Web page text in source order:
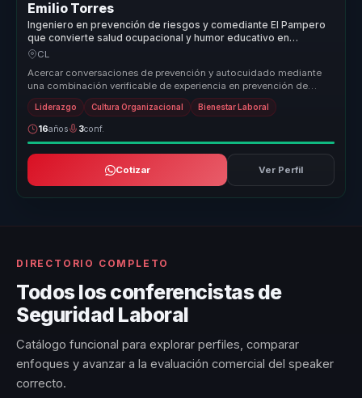
Emilio Torres
Ingeniero en prevención de riesgos y comediante El Pampero
que convierte salud ocupacional y humor educativo en
atención, bienestar y autocuidado para equipos.
CL
Acercar conversaciones de prevención y autocuidado mediante
una combinación verificable de experiencia en prevención de
riesgos, humor y ...
Liderazgo Cultura Organizacional Bienestar Laboral
16años 3conf.
Cotizar Ver Perfil
DIRECTORIO COMPLETO
Todos los conferencistas de
Seguridad Laboral
Catálogo funcional para explorar perfiles, comparar
enfoques y avanzar a la evaluación comercial del speaker
correcto.